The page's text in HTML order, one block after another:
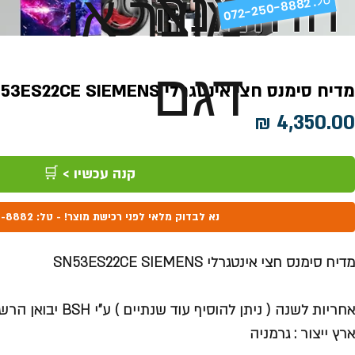
מוצר או
דגם
מדיח סימנס חצי אינטגרלי SN53ES22CE SIEMENS​​​​​​​
מחיר
קנה עכשיו > 🛒
נא לבדוק מלאי לפני רכישת מוצר! - טל: 072-250-8882
מדיח סימנס חצי אינטגרלי SN53ES22CE SIEMENS
אחריות לשנה ( ניתן להוסיף עוד שנתיים ) ע"י BSH יבואן
ארץ ייצור : גרמניה
072-250-8882 .